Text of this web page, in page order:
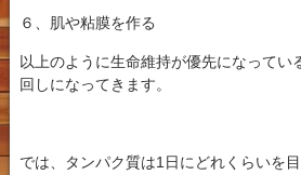
６、肌や粘膜を作る
以上のように生命維持が優先になってい
回しになってきます。
では、タンパク質は1日にどれくらいを